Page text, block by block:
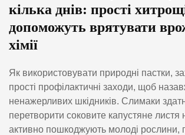
кілька днів: прості
допоможуть врятувати
хімії
Як використовувати природні пастки,
прості профілактичні заходи, щоб
ненажерливих шкідників. Слимаки
перетворити соковите капустяне
активно пошкоджують молоді рослини,